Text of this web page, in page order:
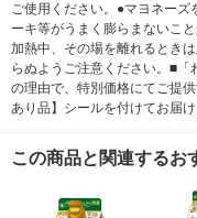
ご使用ください。●マヨネーズ
ーキ等がうまく膨らまないこ
加熱中、その場を離れるとき
らぬようご注意ください。■
の理由で、特別価格にてご提
あり品】シールを付けてお届
この商品と関連するお